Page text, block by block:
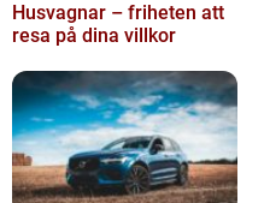
Husvagnar – friheten att
resa på dina villkor